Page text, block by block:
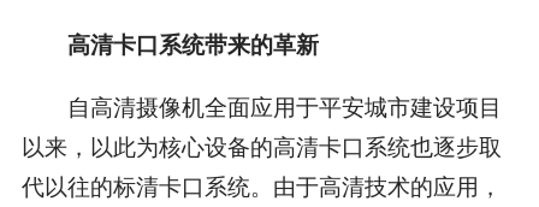
高清卡口系统带来的革新
自高清摄像机全面应用于平安城市建设项目
以来，以此为核心设备的高清卡口系统也逐步取
代以往的标清卡口系统。由于高清技术的应用，